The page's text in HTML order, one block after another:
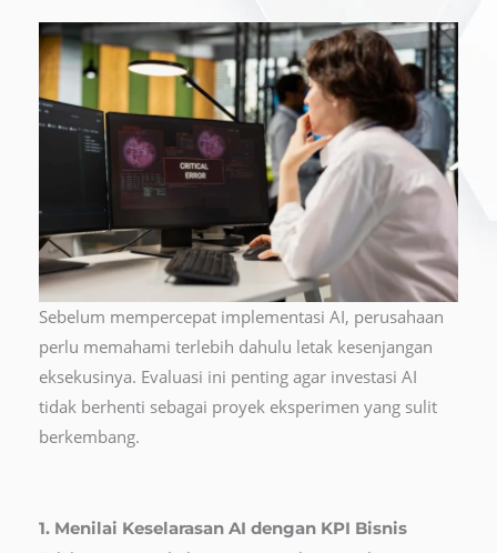
Sebelum mempercepat implementasi AI, perusahaan
perlu memahami terlebih dahulu letak kesenjangan
eksekusinya. Evaluasi ini penting agar investasi AI
tidak berhenti sebagai proyek eksperimen yang sulit
berkembang.
1. Menilai Keselarasan AI dengan KPI Bisnis